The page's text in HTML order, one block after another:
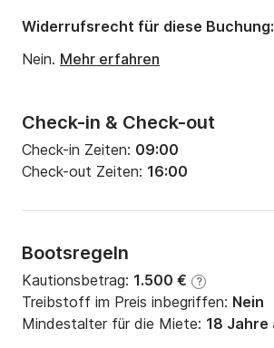
Tiefgang:1.85m
Motorleistung:40PS
Check-in & Check-out
Check-in Zeiten: 09:00
Check-out Zeiten: 16:00
Bootsregeln
Kautionsbetrag: 1.500 € ?
Treibstoff im Preis inbegriffen: Nein
Mindestalter für die Miete: 18 Jahre
Widerrufsrecht für diese Buchung:
Nein. Mehr erfahren